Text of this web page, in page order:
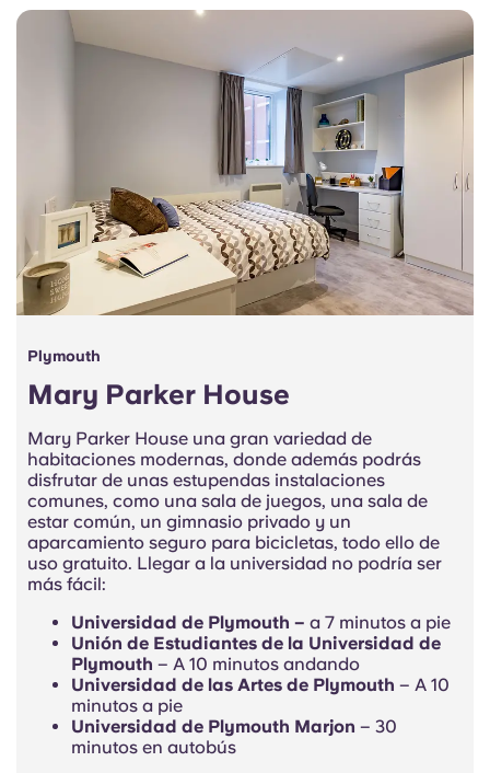
Portuguese
Plymouth
Mary Parker House
Mary Parker House una gran variedad de
habitaciones modernas, donde además podrás
disfrutar de unas estupendas instalaciones
comunes, como una sala de juegos, una sala de
estar común, un gimnasio privado y un
aparcamiento seguro para bicicletas, todo ello de
uso gratuito. Llegar a la universidad no podría ser
más fácil:
Universidad de Plymouth – a 7 minutos a pie
Unión de Estudiantes de la Universidad de
Plymouth – A 10 minutos andando
Universidad de las Artes de Plymouth – A 10
minutos a pie
Universidad de Plymouth Marjon – 30
minutos en autobús